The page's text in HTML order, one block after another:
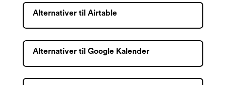
Alternativer til Airtable
Alternativer til Google Kalender